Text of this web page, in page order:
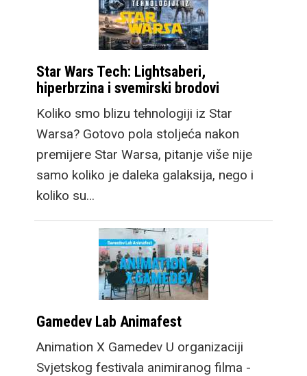
Star Wars Tech: Lightsaberi,
hiperbrzina i svemirski brodovi
Koliko smo blizu tehnologiji iz Star
Warsa? Gotovo pola stoljeća nakon
premijere Star Warsa, pitanje više nije
samo koliko je daleka galaksija, nego i
koliko su…
Gamedev Lab Animafest
Animation X Gamedev U organizaciji
Svjetskog festivala animiranog filma -